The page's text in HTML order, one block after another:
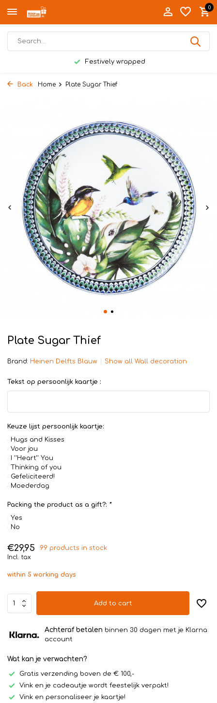
0
Festively wrapped
Back Home Plate Sugar Thief
Plate Sugar Thief
Brand: Heinen Delfts Blauw Show all Wall decoration
Tekst op persoonlijk kaartje :
Keuze lijst persoonlijk kaartje:
Hugs and Kisses
Voor jou
I ''Heart'' You
Thinking of you
Gefeliciteerd!
Moederdag
Packing the product as a gift?: *
Yes
No
€29,95
99 products in stock
Incl. tax
within 5 working days
Add to cart
Achteraf betalen binnen 30 dagen met je Klarna
account
Wat kan je verwachten?
Gratis verzending boven de € 100,-
Vink en je cadeautje wordt feestelijk verpakt!
Vink en personaliseer je kaartje!